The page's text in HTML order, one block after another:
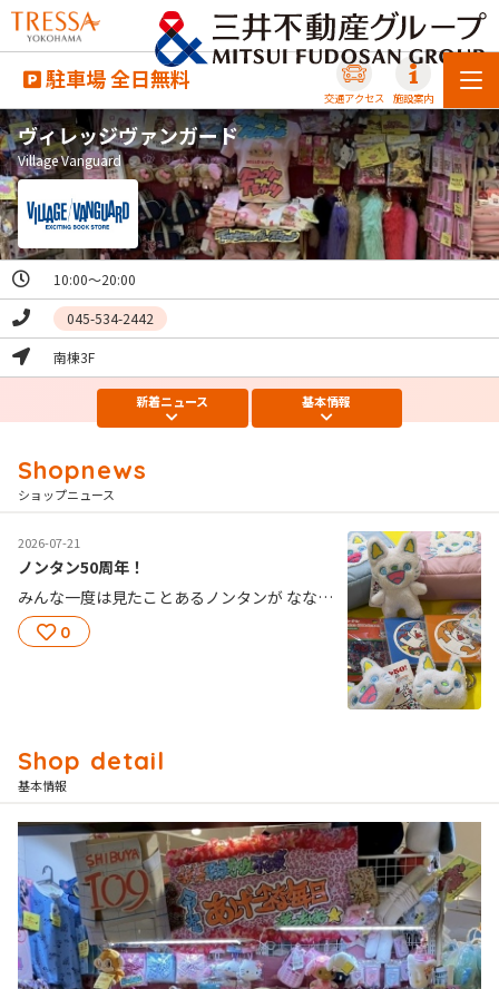
駐車場 全日無料
交通アクセス 施設案内
ヴィレッジヴァンガード
Village Vanguard
10:00～20:00
045-534-2442
南棟3F
新着ニュース 基本情報
ショップニュース
2026-07-21
ノンタン50周年！
みんな一度は見たことあるノンタンが なななんと＼＼ ５０周年🥳 ／／ 50周年限定のめちゃくちゃかわいい 色合いのノンタンたちが大集合🌟 ぜんぶほしすぎるーーー！ 南棟３階ヴィレッジヴァンガードにて 販売してます👼 ご来店お待ちしてまーす🌟
0
基本情報